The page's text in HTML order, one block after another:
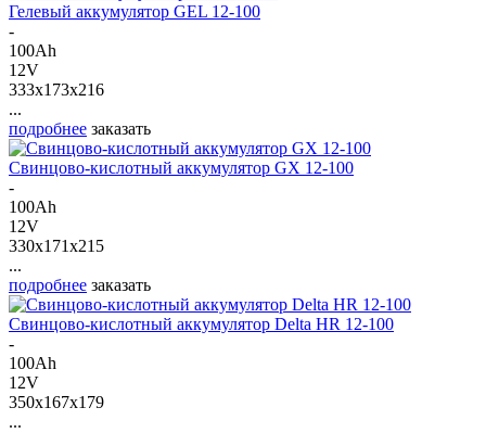
Гелевый аккумулятор GEL 12-100
-
100Ah
12V
333x173x216
...
подробнее заказать
Свинцово-кислотный аккумулятор GX 12-100
-
100Ah
12V
330x171x215
...
подробнее заказать
Свинцово-кислотный аккумулятор Delta HR 12-100
-
100Ah
12V
350x167x179
...